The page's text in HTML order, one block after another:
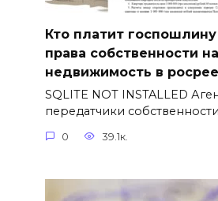
Кто платит
права собственности на
недвижимость в
SQLITE NOT INSTALLED
передатчики собственности
0 39.1к.